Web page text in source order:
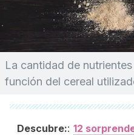
La cantidad de
función del cereal
Descubre:: 12